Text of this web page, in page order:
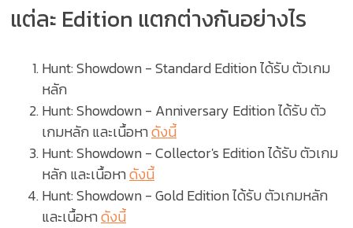
แต่ละ Edition แตกต่างกันอย่างไร
Hunt: Showdown- Standard Editionได้รับ ตัวเกม
หลัก
Hunt: Showdown- Anniversary Editionได้รับ ตัว
เกมหลัก และเนื้อหาดังนี้
Hunt: Showdown - Collector's Edition ได้รับ ตัวเกม
หลัก และเนื้อหาดังนี้
Hunt: Showdown - Gold Edition ได้รับ ตัวเกมหลัก
และเนื้อหาดังนี้